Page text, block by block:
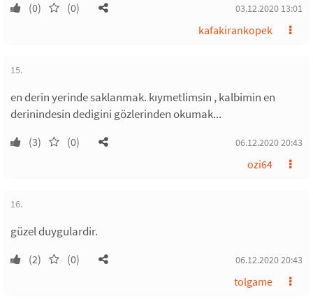
(0) (0) 03.12.2020 13:01
kafakirankopek
15.
en derin yerinde saklanmak. kıymetlimsin , kalbimin en
derinindesin dedigini gözlerinden okumak...
(3) (0) 06.12.2020 20:43
ozi64
16.
güzel duygulardir.
(2) (0) 06.12.2020 20:43
tolgame